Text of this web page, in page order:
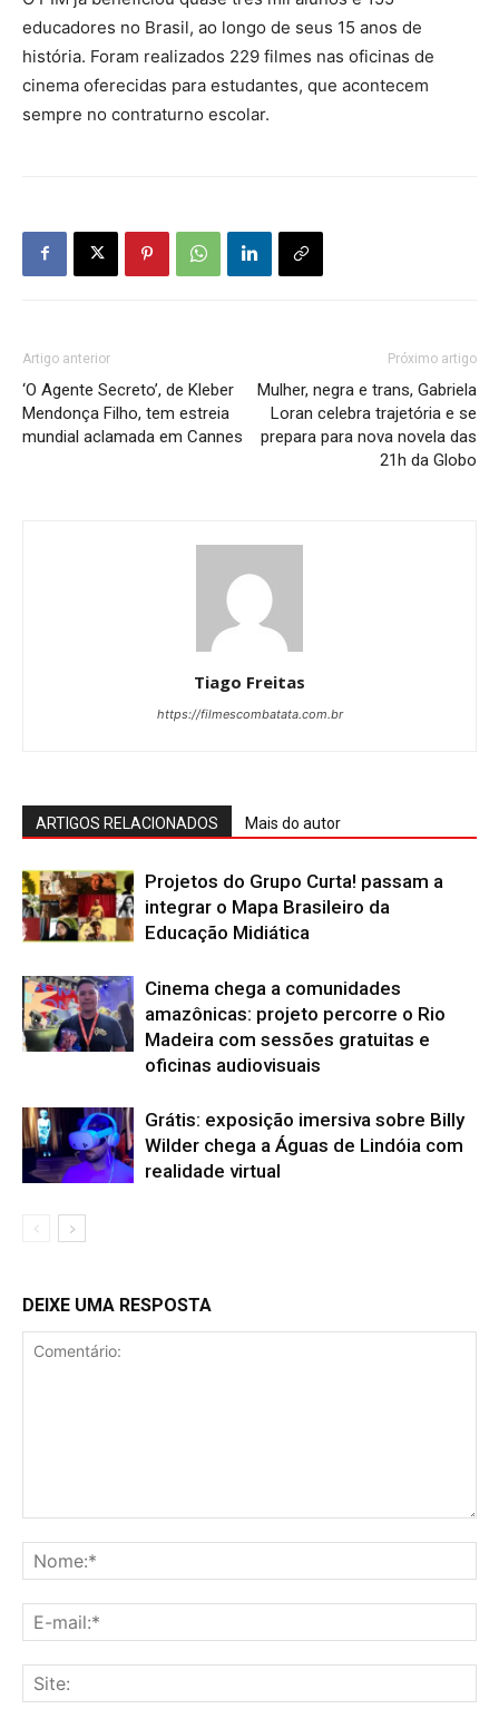
educadores no Brasil, ao longo de seus 15 anos de
história. Foram realizados 229 filmes nas oficinas de
cinema oferecidas para estudantes, que acontecem
sempre no contraturno escolar.
Artigo anterior
‘O Agente Secreto’, de Kleber
Mendonça Filho, tem estreia
mundial aclamada em Cannes
Próximo artigo
Mulher, negra e trans, Gabriela
Loran celebra trajetória e se
prepara para nova novela das
21h da Globo
Tiago Freitas
https://filmescombatata.com.br
ARTIGOS RELACIONADOS Mais do autor
Projetos do Grupo Curta! passam a
integrar o Mapa Brasileiro da
Educação Midiática
Cinema chega a comunidades
amazônicas: projeto percorre o Rio
Madeira com sessões gratuitas e
oficinas audiovisuais
Grátis: exposição imersiva sobre Billy
Wilder chega a Águas de Lindóia com
realidade virtual
DEIXE UMA RESPOSTA